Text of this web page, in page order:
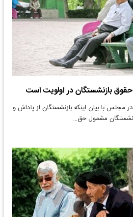
بازنشستگان در اولویت است
مجلس با بیان اینکه بازنشستگان از پاداش و
مشمول حق…